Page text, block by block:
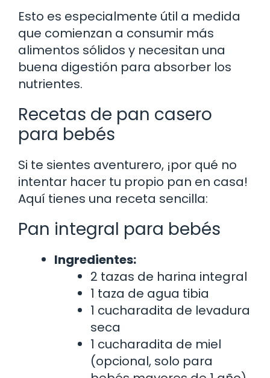
Esto es especialmente útil a medida
que comienzan a consumir más
alimentos sólidos y necesitan una
buena digestión para absorber los
nutrientes.
Recetas de pan casero
para bebés
Si te sientes aventurero, ¡por qué no
intentar hacer tu propio pan en casa!
Aquí tienes una receta sencilla:
Pan integral para bebés
Ingredientes:
2 tazas de harina integral
1 taza de agua tibia
1 cucharadita de levadura
seca
1 cucharadita de miel
(opcional, solo para